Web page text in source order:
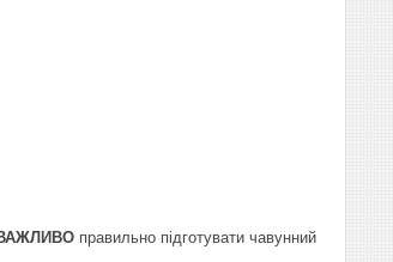
правильно підготувати чавунний